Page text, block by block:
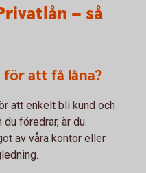
– så
att få låna?
att enkelt bli kund och
föredrar, är du
av våra kontor eller